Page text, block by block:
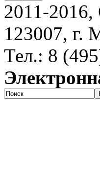
2011-
123007, г.
Тел.: 8